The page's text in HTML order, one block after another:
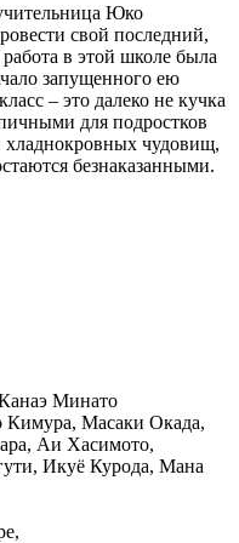
Юко
свой последний,
в этой школе была
запущенного ею
– это далеко не кучка
для подростков
чудовищ,
безнаказанными.
Минато
Кимура, Масаки Окада,
Аи Хасимото,
Икуё Курода, Мана